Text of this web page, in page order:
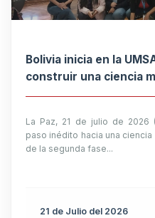
Bolivia inicia en la
construir una ciencia
La Paz, 21 de julio de 2026
paso inédito hacia una
de la segunda fase...
21 de Julio del 2026